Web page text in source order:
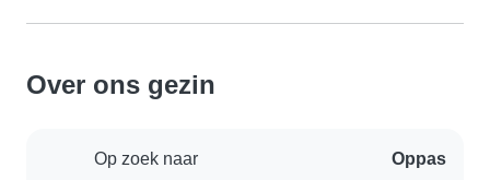
Over ons gezin
Op zoek naar Oppas